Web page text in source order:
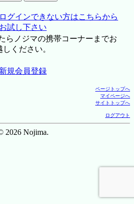
グインできない方はこちらから
お試し下さい
らノジマの携帯コーナーまでお
しください。
新規会員登録
ページトップへ
マイページへ
サイトトップへ
ログアウト
2026 Nojima.